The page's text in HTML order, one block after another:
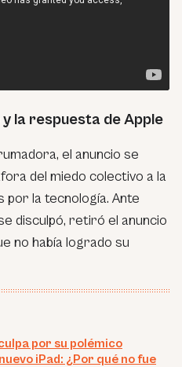
la respuesta de Apple
el anuncio se
del miedo colectivo a la
por la tecnología. Ante
disculpó, retiró el anuncio
no había logrado su
por su polémico
iPad: ¿Por qué no fue